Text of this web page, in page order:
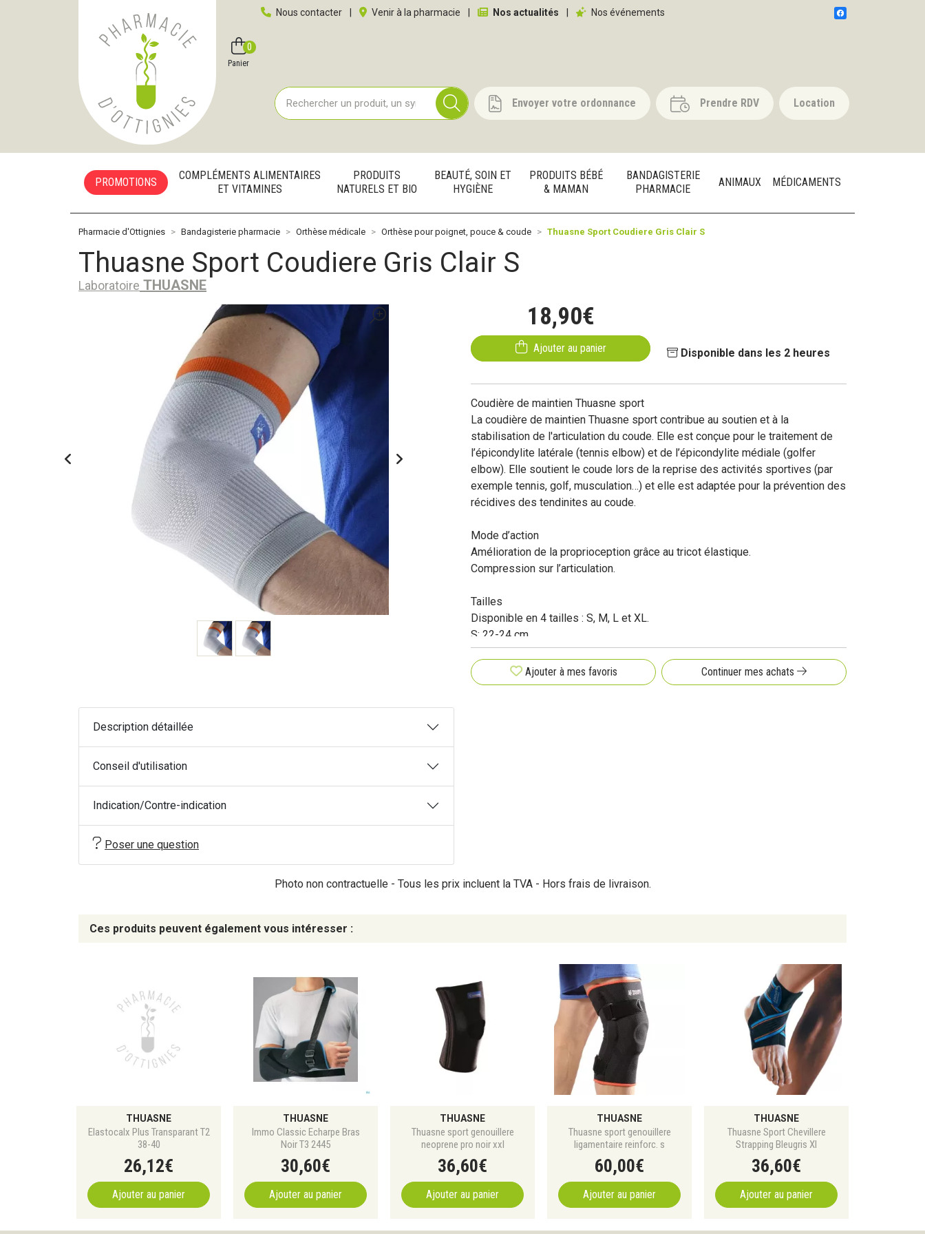
Pharmacie d'Ottignies Votre pharmacie en ligne à votre service
Nous contacter Venir à la pharmacie Nos actualités Nos événements
Favoris Panier
0
Envoyer votre ordonnance Prendre RDV Location
PROMOTIONS
COMPLÉMENTS ALIMENTAIRES
ET VITAMINES
PRODUITS
NATURELS ET BIO
BEAUTÉ, SOIN ET
HYGIÈNE
PRODUITS BÉBÉ
& MAMAN
BANDAGISTERIE
PHARMACIE
ANIMAUX MÉDICAMENTS
Pharmacie d'Ottignies Bandagisterie pharmacie Orthèse médicale Orthèse pour poignet, pouce & coude Thuasne Sport Coudiere Gris Clair S
Thuasne Sport Coudiere Gris Clair S
Laboratoire THUASNE
18,90€
Ajouter au panier Disponible dans les 2 heures
Coudière de maintien Thuasne sport
La coudière de maintien Thuasne sport contribue au soutien et à la
stabilisation de l'articulation du coude. Elle est conçue pour le traitement de
l’épicondylite latérale (tennis elbow) et de l’épicondylite médiale (golfer
elbow). Elle soutient le coude lors de la reprise des activités sportives (par
exemple tennis, golf, musculation…) et elle est adaptée pour la prévention des
récidives des tendinites au coude.
Mode d’action
Amélioration de la proprioception grâce au tricot élastique.
Compression sur l’articulation.
Tailles
Disponible en 4 tailles : S, M, L et XL.
S: 22-24 cm
M: 25-27 cm
L: 28-30 cm
XL: 31-33 cm
Ajouter à mes favoris Continuer mes achats
Description détaillée
Conseil d'utilisation
Indication/Contre-indication
Poser une question
Photo non contractuelle - Tous les prix incluent la TVA - Hors frais de livraison.
Ces produits peuvent également vous intéresser :
THUASNE
Elastocalx Plus Transparant T2
38-40
26,12€
Ajouter au panier
THUASNE
Immo Classic Echarpe Bras
Noir T3 2445
30,60€
Ajouter au panier
THUASNE
Thuasne sport genouillere
neoprene pro noir xxl
36,60€
Ajouter au panier
THUASNE
Thuasne sport genouillere
ligamentaire reinforc. s
60,00€
Ajouter au panier
THUASNE
Thuasne Sport Chevillere
Strapping Bleugris Xl
36,60€
Ajouter au panier